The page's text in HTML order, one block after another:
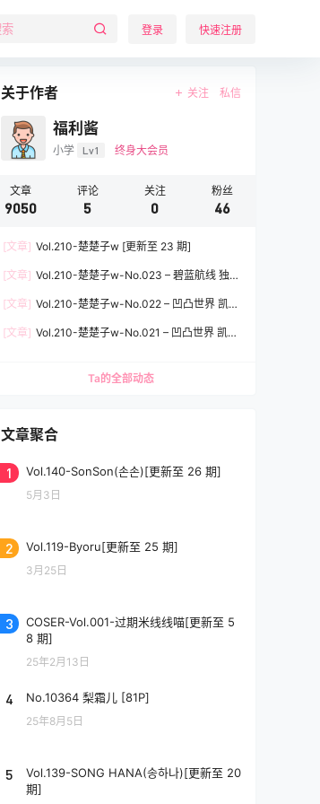
登录 快速注册
关于作者 关注 私信
福利酱
小学 Lv1 终身大会员
文章
9050
评论
5
关注
0
粉丝
46
[文章] Vol.210-楚楚子w [更新至 23 期]
[文章] Vol.210-楚楚子w-No.023 – 碧蓝航线 独
[文章] Vol.210-楚楚子w-No.022 – 凹凸世界 凯莉
[文章] Vol.210-楚楚子w-No.021 – 凹凸世界 凯莉
Ta的全部动态
文章聚合
1 Vol.140-SonSon(손손)[更新至 26 期]
5月3日
2 Vol.119-Byoru[更新至 25 期]
3月25日
3
COSER-Vol.001-过期米线线喵[更新至 5
8 期]
25年2月13日
4 No.10364 梨霜儿 [81P]
25年8月5日
5
Vol.139-SONG HANA(송하나)[更新至 20
期]